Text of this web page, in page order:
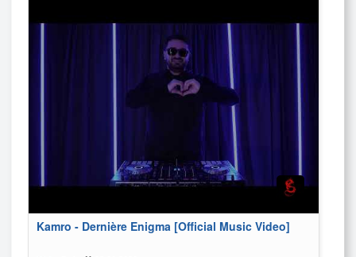
Kamro - Dernière Enigma [Official Music Video]